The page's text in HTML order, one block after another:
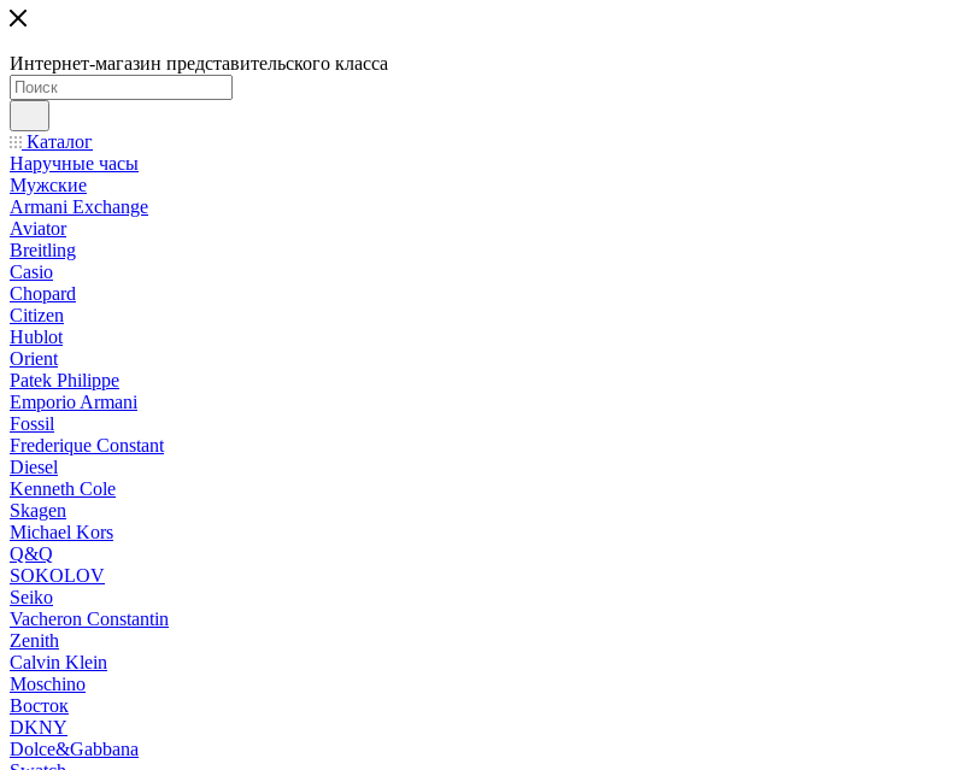
Интернет-магазин представительского класса
Каталог
Наручные часы
Мужские
Armani Exchange
Aviator
Breitling
Casio
Chopard
Citizen
Hublot
Orient
Patek Philippe
Emporio Armani
Fossil
Frederique Constant
Diesel
Kenneth Cole
Skagen
Michael Kors
Q&Q
SOKOLOV
Seiko
Vacheron Constantin
Zenith
Calvin Klein
Moschino
Восток
DKNY
Dolce&Gabbana